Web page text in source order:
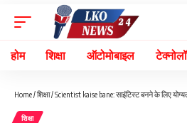
होम शिक्षा ऑटोमोबाइल
Home/शिक्षा/Scientist kaise bane: साइंटिस्ट बनने के लिए
शिक्षा